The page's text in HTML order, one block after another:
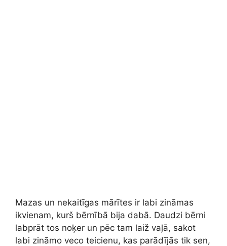
Mazas un nekaitīgas mārītes ir labi zināmas
ikvienam, kurš bērnībā bija dabā. Daudzi bērni
labprāt tos noķer un pēc tam laiž vaļā, sakot
labi zināmo veco teicienu, kas parādījās tik sen,